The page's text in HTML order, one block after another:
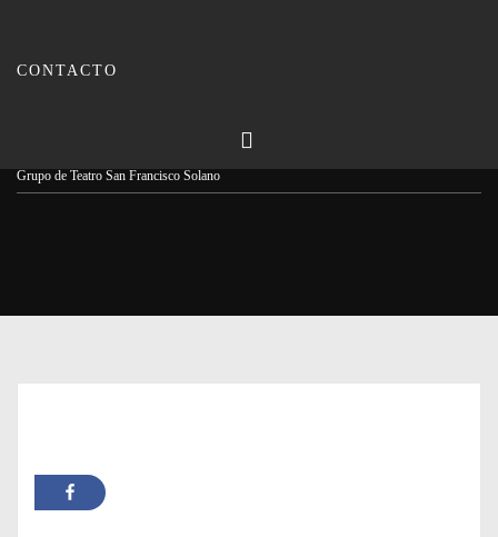
CONTACTO
Grupo de Teatro San Francisco Solano